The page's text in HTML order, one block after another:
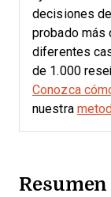
decisiones
probado más
diferentes
de 1.000
Conozca
nuestra